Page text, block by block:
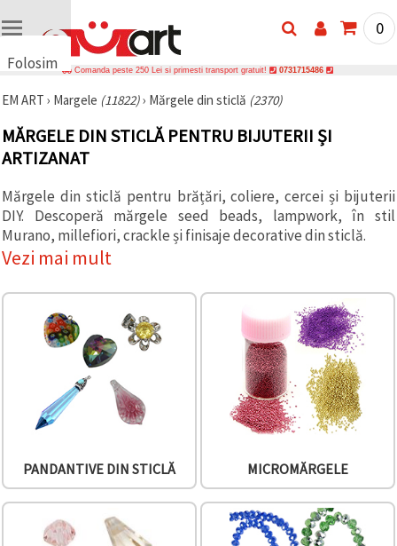
Folosim
uri
🍪 Folosim
cookie-uri
și
tehnologii
pentru a
asigura
funcționarea
corectă a
site-ului,
pentru a vă
experiența
acordul
dumneavoastră,
conținut și
reclame
inclusiv cu
analiză și
marketing.
0
Comanda peste 250 Lei si primesti transport gratuit! 0731715486
EM ART › Margele (11822)› Mărgele din sticlă (2370)
MĂRGELE DIN STICLĂ PENTRU BIJUTERII ȘI
ARTIZANAT
Mărgele din sticlă pentru brățări, coliere, cercei și bijuterii
DIY. Descoperă mărgele seed beads, lampwork, în stil
Murano, millefiori, crackle și finisaje decorative din sticlă.
Vezi mai mult
PANDANTIVE DIN STICLĂ MICROMĂRGELE